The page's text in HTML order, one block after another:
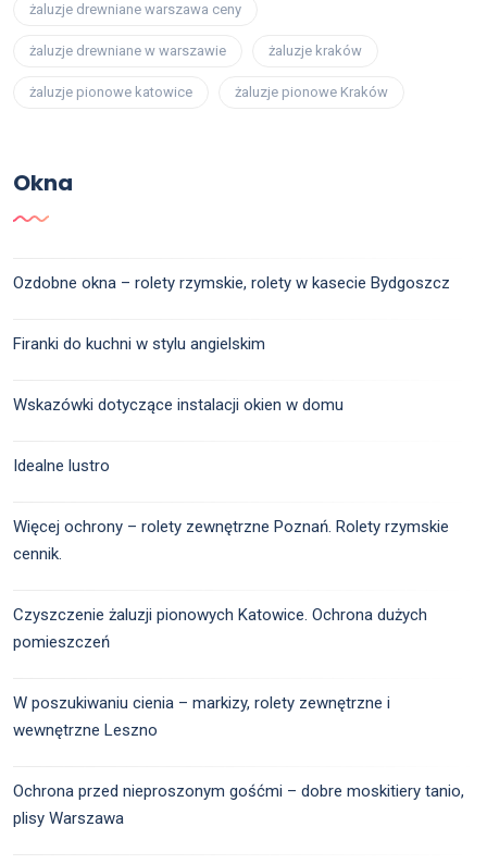
żaluzje drewniane warszawa ceny
żaluzje drewniane w warszawie żaluzje kraków
żaluzje pionowe katowice żaluzje pionowe Kraków
Okna
Ozdobne okna – rolety rzymskie, rolety w kasecie Bydgoszcz
Firanki do kuchni w stylu angielskim
Wskazówki dotyczące instalacji okien w domu
Idealne lustro
Więcej ochrony – rolety zewnętrzne Poznań. Rolety rzymskie
cennik.
Czyszczenie żaluzji pionowych Katowice. Ochrona dużych
pomieszczeń
W poszukiwaniu cienia – markizy, rolety zewnętrzne i
wewnętrzne Leszno
Ochrona przed nieproszonym gośćmi – dobre moskitiery tanio,
plisy Warszawa